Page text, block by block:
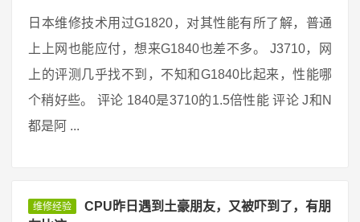
日本维修技术用过G1820，对其性能有所了解，普通
上上网也能应付，想来G1840也差不多。 J3710，网
上的评测几乎找不到，不知和G1840比起来，性能哪
个稍好些。 评论 1840是3710的1.5倍性能 评论 J和N
都是阿 ...
维修经验
CPU昨日遇到土豪朋友，又被吓到了，有朋